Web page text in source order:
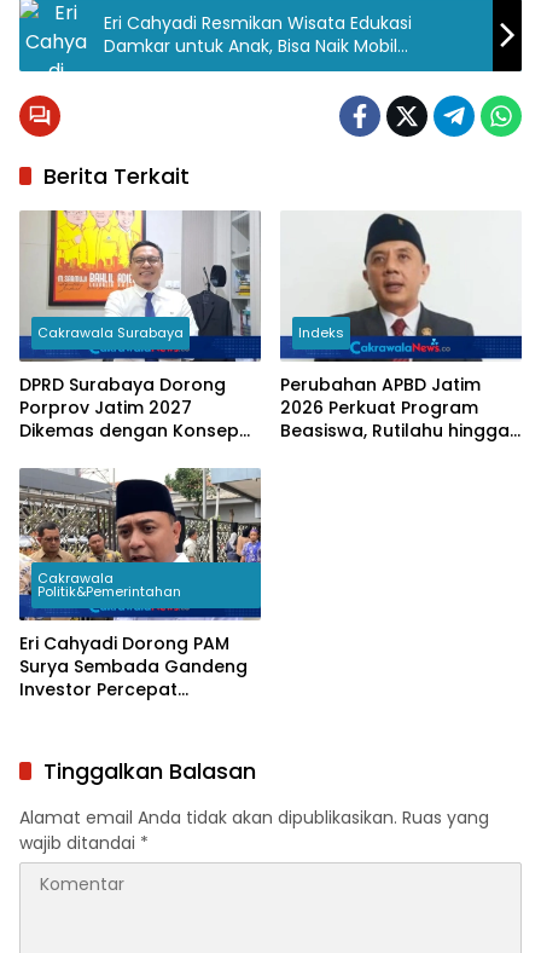
Eri Cahyadi Resmikan Wisata Edukasi
Damkar untuk Anak, Bisa Naik Mobil
Pemadam Gratis
Berita Terkait
Cakrawala Surabaya
DPRD Surabaya Dorong
Porprov Jatim 2027
Dikemas dengan Konsep
Dunia
Indeks
Perubahan APBD Jatim
2026 Perkuat Program
Beasiswa, Rutilahu hingga
Cakrawala
Politik&Pemerintahan
Eri Cahyadi Dorong PAM
Surya Sembada Gandeng
Investor Percepat
Tinggalkan Balasan
Alamat email Anda tidak akan dipublikasikan. Ruas yang
wajib ditandai *